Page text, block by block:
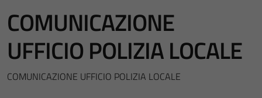
COMUNICAZIONE
UFFICIO POLIZIA LOCALE
COMUNICAZIONE UFFICIO POLIZIA LOCALE